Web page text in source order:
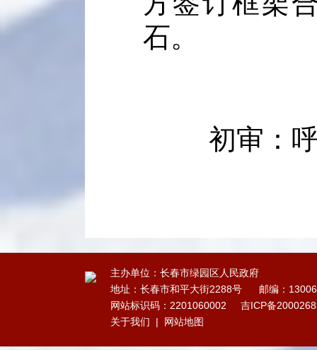
石。
初审：呼
主办单位：长春市绿园区人民政府
地址：长春市和平大街2288号
邮编：
网站标识码：2201060002
吉ICP备
关于我们 | 网站地图